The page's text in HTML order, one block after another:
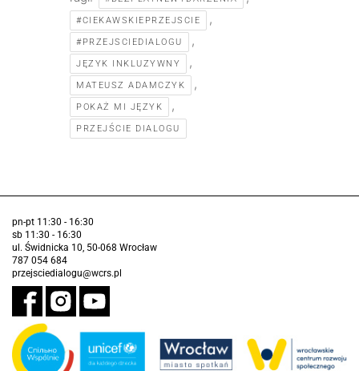
#CIEKAWSKIEPRZEJSCIE ,
#PRZEJSCIEDIALOGU ,
JĘZYK INKLUZYWNY ,
MATEUSZ ADAMCZYK ,
POKAŻ MI JĘZYK ,
PRZEJŚCIE DIALOGU
pn-pt 11:30 - 16:30
sb 11:30 - 16:30
ul. Świdnicka 10, 50-068 Wrocław
787 054 684
przejsciedialogu@wcrs.pl